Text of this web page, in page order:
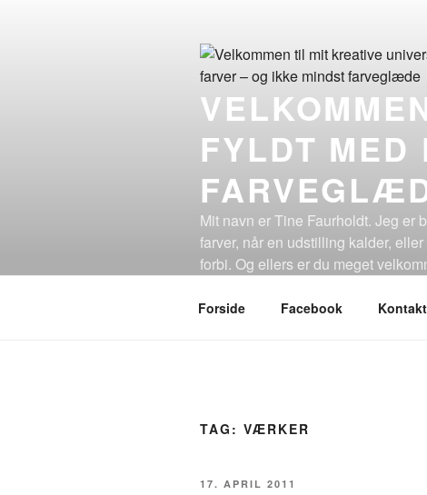
FYLDT MED
Mit navn er Tine Faurholdt. Jeg er
farver, når en udstilling kalder,
forbi. Og ellers er du meget
Forside Facebook Kontakt
TAG: VÆRKER
UDGIVET
17. APRIL 2011